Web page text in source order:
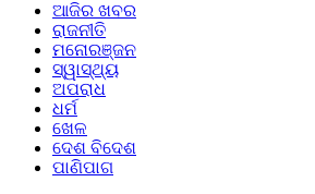
ଆଜିର ଖବର
ରାଜନୀତି
ମନୋରଞ୍ଜନ
ସ୍ୱାସ୍ଥ୍ୟ
ଅପରାଧ
ଧର୍ମ
ଖେଳ
ଦେଶ ବିଦେଶ
ପାଣିପାଗ